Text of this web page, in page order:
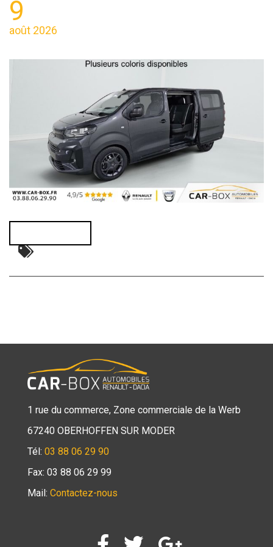
9
août 2026
1 rue du commerce, Zone commerciale de la Werb
67240 OBERHOFFEN SUR MODER
Tél: 03 88 06 29 90
Fax: 03 88 06 29 99
Mail: Contactez-nous